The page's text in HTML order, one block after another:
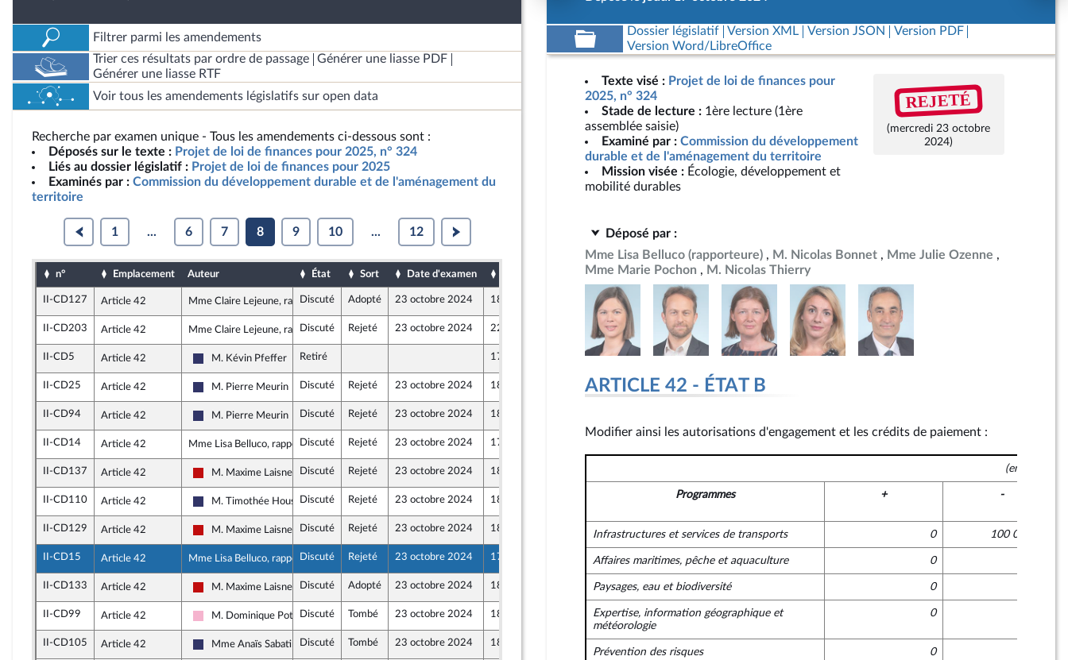
Filtrer parmi les amendements
Trier ces résultats par ordre de passage
Générer une liasse PDF
Générer une liasse RTF
Voir tous les amendements législatifs sur open data
Recherche par examen unique - Tous les amendements ci-dessous sont :
Déposés sur le texte : Projet de loi de finances pour 2025, n° 324
Liés au dossier législatif : Projet de loi de finances pour 2025
Examinés par : Commission du développement durable et de l'aménagement du
territoire
1 ... 6 7 8 9 10 ... 12
n° Emplacement Auteur État Sort Date d'examen
II-CD127 Article 42 Mme Claire Lejeune, rapporteure
Discuté Adopté 23 octobre 2024 18 octobre 2024
II-CD203 Article 42 Mme Claire Lejeune, rapporteure
Discuté Rejeté 23 octobre 2024 22 octobre 2024
II-CD5 Article 42
Rassemblement National
M. Kévin Pfeffer Retiré 17 octobre 2024
II-CD25 Article 42
Rassemblement National
M. Pierre Meurin Discuté Rejeté 23 octobre 2024 18 octobre 2024
II-CD94 Article 42
Rassemblement National
M. Pierre Meurin Discuté Rejeté 23 octobre 2024 18 octobre 2024
II-CD14 Article 42 Mme Lisa Belluco, rapporteure
Discuté Rejeté 23 octobre 2024 17 octobre 2024
II-CD137 Article 42
La France insoumise - Nouveau Front Populaire
M. Maxime Laisney Discuté Rejeté 23 octobre 2024 18 octobre 2024
II-CD110 Article 42
Rassemblement National
M. Timothée HoussinDiscuté Rejeté 23 octobre 2024 18 octobre 2024
II-CD129 Article 42
La France insoumise - Nouveau Front Populaire
M. Maxime Laisney Discuté Rejeté 23 octobre 2024 18 octobre 2024
II-CD15 Article 42 Mme Lisa Belluco, rapporteure
Discuté Rejeté 23 octobre 2024 17 octobre 2024
II-CD133 Article 42
La France insoumise - Nouveau Front Populaire
M. Maxime Laisney Discuté Adopté 23 octobre 2024 18 octobre 2024
II-CD99 Article 42
Socialistes et apparentés
M. Dominique PotierDiscuté Tombé 23 octobre 2024 18 octobre 2024
II-CD105 Article 42
Rassemblement National
Mme Anaïs Sabatini Discuté Tombé 23 octobre 2024 18 octobre 2024
Dossier législatif Version XML Version JSON
Version PDF
Version Word/LibreOffice
Texte visé : Projet de loi de finances pour
2025, n° 324
Stade de lecture : 1ère lecture (1ère
assemblée saisie)
Examiné par : Commission du développement
durable et de l'aménagement du territoire
Mission visée : Écologie, développement et
mobilité durables
REJETÉ
(mercredi 23 octobre
2024)
Déposé par :
Mme Lisa Belluco (rapporteure) M. Nicolas Bonnet
Mme Julie Ozenne
Mme Marie Pochon
M. Nicolas Thierry
ARTICLE 42 - ÉTAT B
Modifier ainsi les autorisations d'engagement et les crédits de paiement :
(en euros)
Programmes + -
Infrastructures et services de transports 0 100 000 000
Affaires maritimes, pêche et aquaculture 0
Paysages, eau et biodiversité 0
Expertise, information géographique et
météorologie
0
Prévention des risques 0